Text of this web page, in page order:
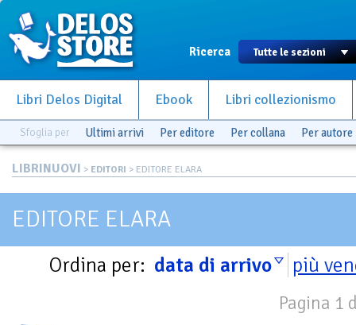
Ricerca
Libri Delos Digital Ebook Libri collezionismo
Sfoglia per Ultimi arrivi Per editore Per collana Per autore
LIBRINUOVI > EDITORI > EDITORE ELARA
EDITORE ELARA
Ordina per: data di arrivo più
Pagina 1